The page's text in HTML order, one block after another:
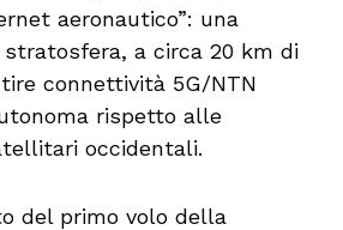
aeronautico”: una
stratosfera, a circa 20 km di
connettività 5G/NTN
rispetto alle
occidentali.
del primo volo della